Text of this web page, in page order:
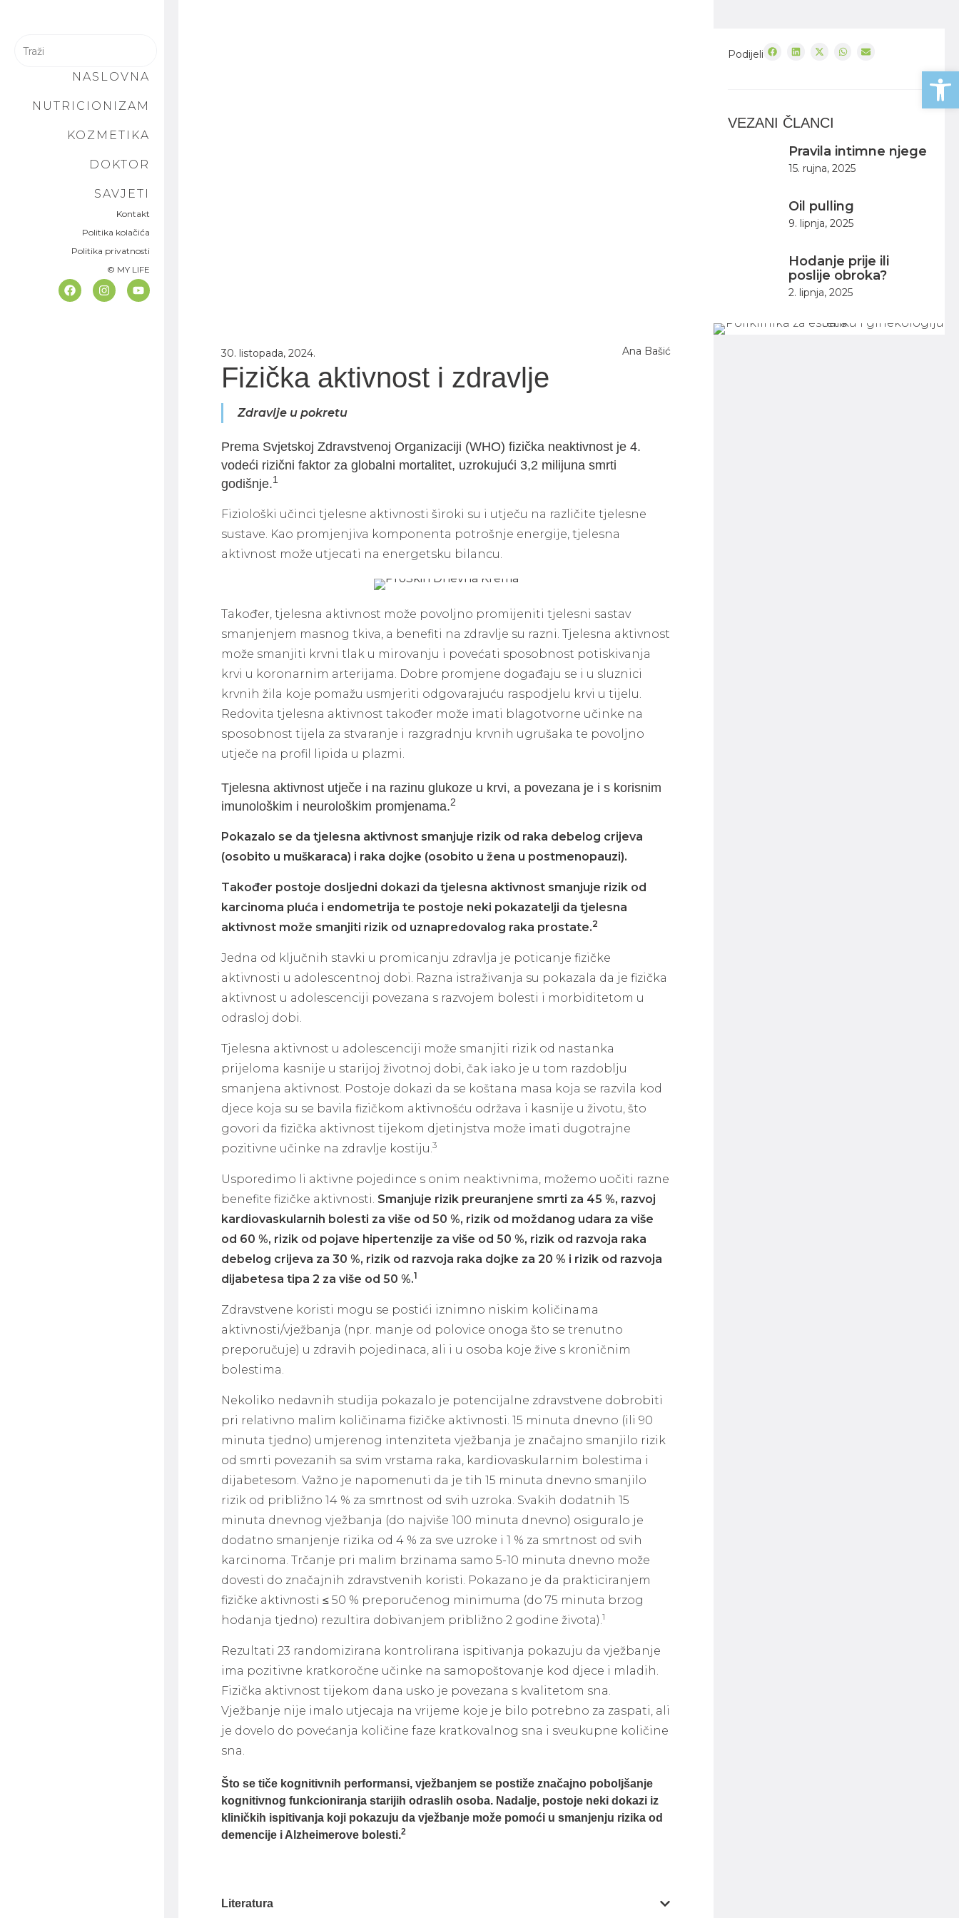
NASLOVNA
NUTRICIONIZAM
KOZMETIKA
DOKTOR
SAVJETI
Kontakt
Politika kolačića
Politika privatnosti
© MY LIFE
30. listopada, 2024. Ana Bašić
Fizička aktivnost i zdravlje
Zdravlje u pokretu
Prema Svjetskoj Zdravstvenoj Organizaciji (WHO) fizička neaktivnost je 4.
vodeći rizični faktor za globalni mortalitet, uzrokujući 3,2 milijuna smrti
godišnje.1
Fiziološki učinci tjelesne aktivnosti široki su i utječu na različite tjelesne
sustave. Kao promjenjiva komponenta potrošnje energije, tjelesna
aktivnost može utjecati na energetsku bilancu.
Također, tjelesna aktivnost može povoljno promijeniti tjelesni sastav
smanjenjem masnog tkiva, a benefiti na zdravlje su razni. Tjelesna aktivnost
može smanjiti krvni tlak u mirovanju i povećati sposobnost potiskivanja
krvi u koronarnim arterijama. Dobre promjene događaju se i u sluznici
krvnih žila koje pomažu usmjeriti odgovarajuću raspodjelu krvi u tijelu.
Redovita tjelesna aktivnost također može imati blagotvorne učinke na
sposobnost tijela za stvaranje i razgradnju krvnih ugrušaka te povoljno
utječe na profil lipida u plazmi.
Tjelesna aktivnost utječe i na razinu glukoze u krvi, a povezana je i s korisnim
imunološkim i neurološkim promjenama.2
Pokazalo se da tjelesna aktivnost smanjuje rizik od raka debelog crijeva
(osobito u muškaraca) i raka dojke (osobito u žena u postmenopauzi).
Također postoje dosljedni dokazi da tjelesna aktivnost smanjuje rizik od
karcinoma pluća i endometrija te postoje neki pokazatelji da tjelesna
aktivnost može smanjiti rizik od uznapredovalog raka prostate.2
Jedna od ključnih stavki u promicanju zdravlja je poticanje fizičke
aktivnosti u adolescentnoj dobi. Razna istraživanja su pokazala da je fizička
aktivnost u adolescenciji povezana s razvojem bolesti i morbiditetom u
odrasloj dobi.
Tjelesna aktivnost u adolescenciji može smanjiti rizik od nastanka
prijeloma kasnije u starijoj životnoj dobi, čak iako je u tom razdoblju
smanjena aktivnost. Postoje dokazi da se koštana masa koja se razvila kod
djece koja su se bavila fizičkom aktivnošću održava i kasnije u životu, što
govori da fizička aktivnost tijekom djetinjstva može imati dugotrajne
pozitivne učinke na zdravlje kostiju.3
Usporedimo li aktivne pojedince s onim neaktivnima, možemo uočiti razne
benefite fizičke aktivnosti. Smanjuje rizik preuranjene smrti za 45 %, razvoj
kardiovaskularnih bolesti za više od 50 %, rizik od moždanog udara za više
od 60 %, rizik od pojave hipertenzije za više od 50 %, rizik od razvoja raka
debelog crijeva za 30 %, rizik od razvoja raka dojke za 20 % i rizik od razvoja
dijabetesa tipa 2 za više od 50 %.1
Zdravstvene koristi mogu se postići iznimno niskim količinama
aktivnosti/vježbanja (npr. manje od polovice onoga što se trenutno
preporučuje) u zdravih pojedinaca, ali i u osoba koje žive s kroničnim
bolestima.
Nekoliko nedavnih studija pokazalo je potencijalne zdravstvene dobrobiti
pri relativno malim količinama fizičke aktivnosti. 15 minuta dnevno (ili 90
minuta tjedno) umjerenog intenziteta vježbanja je značajno smanjilo rizik
od smrti povezanih sa svim vrstama raka, kardiovaskularnim bolestima i
dijabetesom. Važno je napomenuti da je tih 15 minuta dnevno smanjilo
rizik od približno 14 % za smrtnost od svih uzroka. Svakih dodatnih 15
minuta dnevnog vježbanja (do najviše 100 minuta dnevno) osiguralo je
dodatno smanjenje rizika od 4 % za sve uzroke i 1 % za smrtnost od svih
karcinoma. Trčanje pri malim brzinama samo 5-10 minuta dnevno može
dovesti do značajnih zdravstvenih koristi. Pokazano je da prakticiranjem
fizičke aktivnosti ≤ 50 % preporučenog minimuma (do 75 minuta brzog
hodanja tjedno) rezultira dobivanjem približno 2 godine života).1
Rezultati 23 randomizirana kontrolirana ispitivanja pokazuju da vježbanje
ima pozitivne kratkoročne učinke na samopoštovanje kod djece i mladih.
Fizička aktivnost tijekom dana usko je povezana s kvalitetom sna.
Vježbanje nije imalo utjecaja na vrijeme koje je bilo potrebno za zaspati, ali
je dovelo do povećanja količine faze kratkovalnog sna i sveukupne količine
sna.
Što se tiče kognitivnih performansi, vježbanjem se postiže značajno poboljšanje
kognitivnog funkcioniranja starijih odraslih osoba. Nadalje, postoje neki dokazi iz
kliničkih ispitivanja koji pokazuju da vježbanje može pomoći u smanjenju rizika od
demencije i Alzheimerove bolesti.2
Literatura
Podijeli
VEZANI ČLANCI
Pravila intimne njege
15. rujna, 2025
Oil pulling
9. lipnja, 2025
Hodanje prije ili
poslije obroka?
2. lipnja, 2025